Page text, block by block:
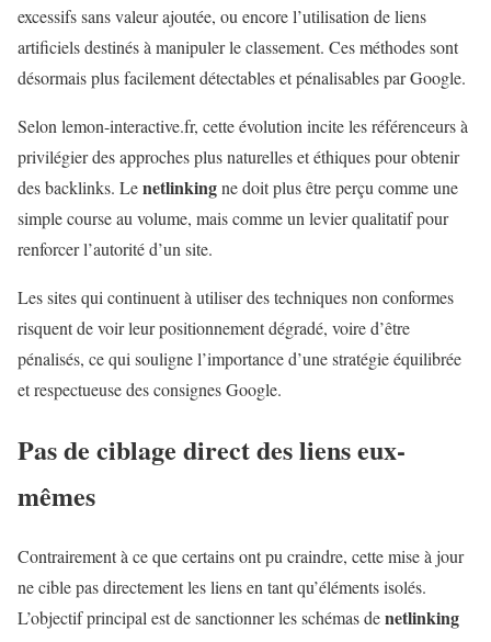
excessifs sans valeur ajoutée, ou encore l’utilisation de liens
artificiels destinés à manipuler le classement. Ces méthodes sont
désormais plus facilement détectables et pénalisables par Google.
Selon lemon-interactive.fr, cette évolution incite les référenceurs à
privilégier des approches plus naturelles et éthiques pour obtenir
des backlinks. Lenetlinkingne doit plus être perçu comme une
simple course au volume, mais comme un levier qualitatif pour
renforcer l’autorité d’un site.
Les sites qui continuent à utiliser des techniques non conformes
risquent de voir leur positionnement dégradé, voire d’être
pénalisés, ce qui souligne l’importance d’une stratégie équilibrée
et respectueuse des consignes Google.
Pas de ciblage direct des liens eux-
mêmes
Contrairement à ce que certains ont pu craindre, cette mise à jour
ne cible pas directement les liens en tant qu’éléments isolés.
L’objectif principal est de sanctionner les schémas denetlinking